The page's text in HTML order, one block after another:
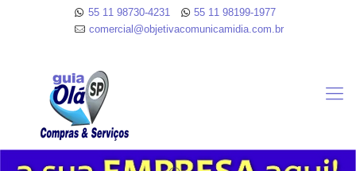
55 11 98730-4231
55 11 98199-1977
comercial@objetivacomunicamidia.com.br